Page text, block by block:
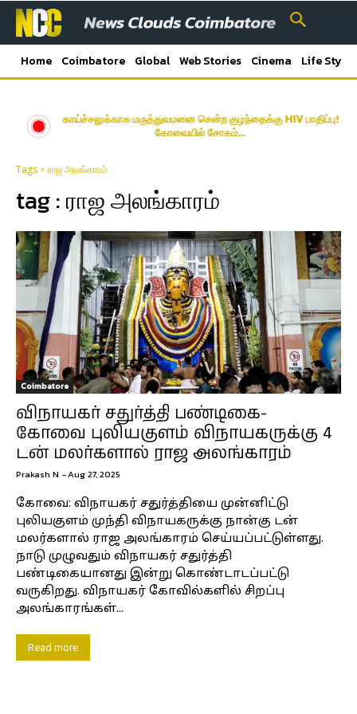
Home Coimbatore Global Web Stories Cinema Life Style
Latest News Coimbatore | கோயம்புத்தூர் மாவட்ட செய்திகள்
காய்ச்சலுக்காக மருத்துவமனை சென்ற குழந்தைக்கு HIV பாதிப்பு!
கோவையில் சோகம்…
Tags ராஜ அலங்காரம்
tag :ராஜ அலங்காரம்
Coimbatore
விநாயகர் சதுர்த்தி பண்டிகை-
கோவை புலியகுளம் விநாயகருக்கு 4
டன் மலர்களால் ராஜ அலங்காரம்
Prakash N -Aug 27, 2025
கோவை: விநாயகர் சதுர்த்தியை முன்னிட்டு
புலியகுளம் முந்தி விநாயகருக்கு நான்கு டன்
மலர்களால் ராஜ அலங்காரம் செய்யப்பட்டுள்ளது.
நாடு முழுவதும் விநாயகர் சதுர்த்தி
பண்டிகையானது இன்று கொண்டாடப்பட்டு
வருகிறது. விநாயகர் கோவில்களில் சிறப்பு
அலங்காரங்கள்...
Read more